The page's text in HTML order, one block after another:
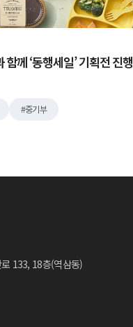
께 ‘동행세일’ 기획전 진행
중기부
133, 18층(역삼동)